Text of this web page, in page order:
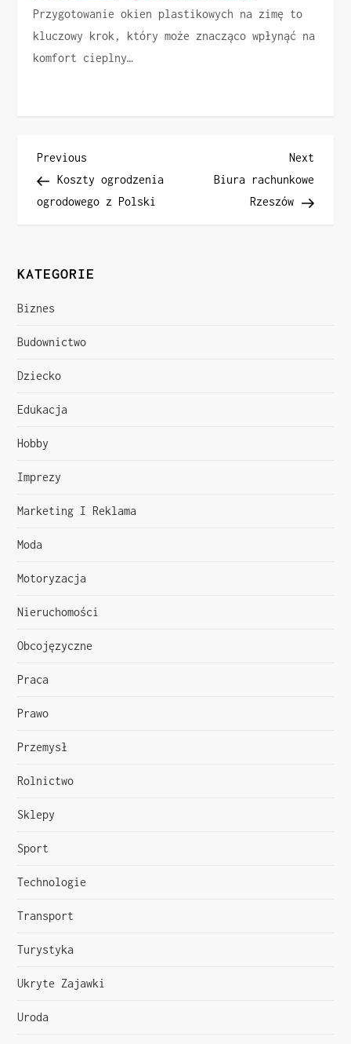
Przygotowanie okien plastikowych na zimę to
kluczowy krok, który może znacząco wpłynąć na
komfort cieplny…
N
a
i
g
a
c
j
a
w
p
i
s
u
Previous
Post
Previous
Koszty ogrodzenia
ogrodowego z Polski
Next
Post
Next
Biura rachunkowe
Rzeszów
KATEGORIE
Biznes
Budownictwo
Dziecko
Edukacja
Hobby
Imprezy
Marketing I Reklama
Moda
Motoryzacja
Nieruchomości
Obcojęzyczne
Praca
Prawo
Przemysł
Rolnictwo
Sklepy
Sport
Technologie
Transport
Turystyka
Ukryte Zajawki
Uroda